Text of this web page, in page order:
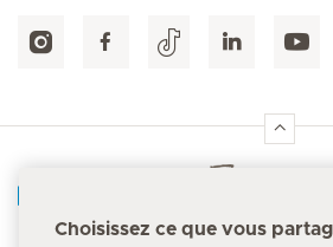
Choisissez ce que vous